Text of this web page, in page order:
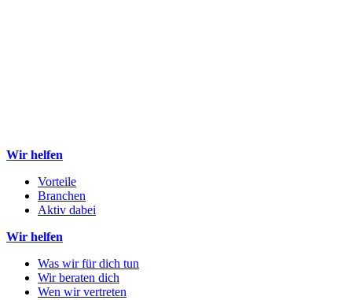
Wir helfen
Vorteile
Branchen
Aktiv dabei
Wir helfen
Was wir für dich tun
Wir beraten dich
Wen wir vertreten